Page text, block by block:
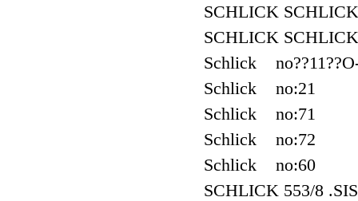
SCHLICK
SCHLICK
Schlick
Schlick no:21
Schlick no:71
Schlick no:72
Schlick no:60
SCHLICK 553/8